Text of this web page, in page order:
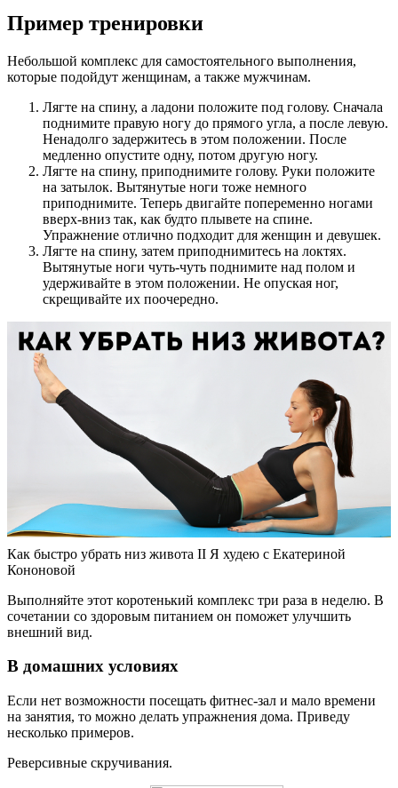
Пример тренировки
Небольшой комплекс для самостоятельного выполнения,
которые подойдут женщинам, а также мужчинам.
Лягте на спину, а ладони положите под голову. Сначала
поднимите правую ногу до прямого угла, а после левую.
Ненадолго задержитесь в этом положении. После
медленно опустите одну, потом другую ногу.
Лягте на спину, приподнимите голову. Руки положите
на затылок. Вытянутые ноги тоже немного
приподнимите. Теперь двигайте попеременно ногами
вверх-вниз так, как будто плывете на спине.
Упражнение отлично подходит для женщин и девушек.
Лягте на спину, затем приподнимитесь на локтях.
Вытянутые ноги чуть-чуть поднимите над полом и
удерживайте в этом положении. Не опуская ног,
скрещивайте их поочередно.
Как быстро убрать низ живота II Я худею с Екатериной
Кононовой
Выполняйте этот коротенький комплекс три раза в неделю. В
сочетании со здоровым питанием он поможет улучшить
внешний вид.
В домашних условиях
Если нет возможности посещать фитнес-зал и мало времени
на занятия, то можно делать упражнения дома. Приведу
несколько примеров.
Реверсивные скручивания.